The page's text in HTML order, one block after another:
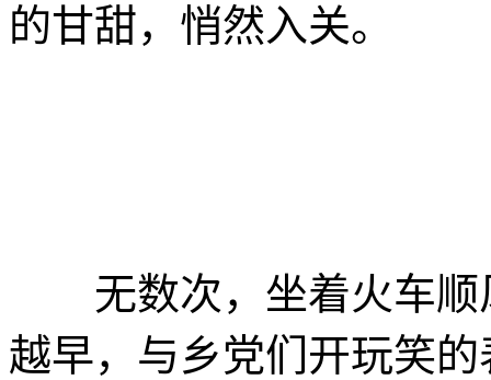
的甘甜，悄然入关。
无数次，坐着火车顺
越早，与乡党们开玩笑